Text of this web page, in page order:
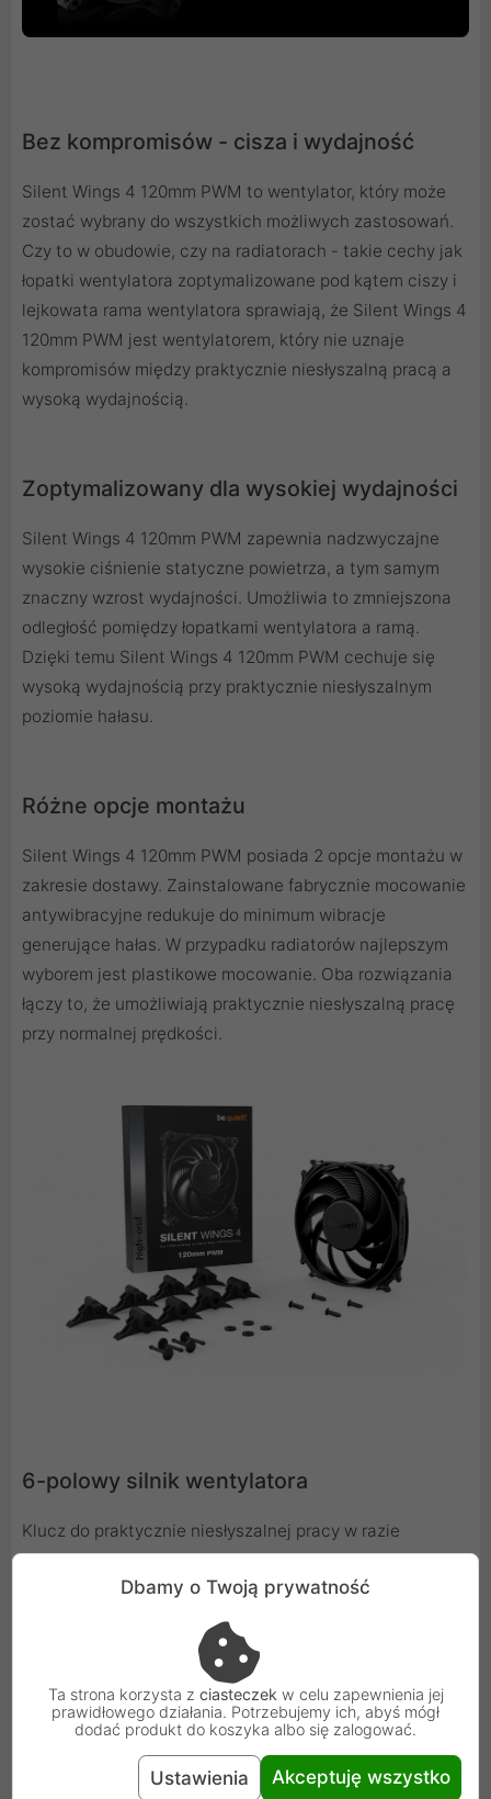
Bez kompromisów - cisza i wydajność
Silent Wings 4 120mm PWM to wentylator, który może
zostać wybrany do wszystkich możliwych zastosowań.
Czy to w obudowie, czy na radiatorach - takie cechy jak
łopatki wentylatora zoptymalizowane pod kątem ciszy i
lejkowata rama wentylatora sprawiają, że Silent Wings 4
120mm PWM jest wentylatorem, który nie uznaje
kompromisów między praktycznie niesłyszalną pracą a
wysoką wydajnością.
Zoptymalizowany dla wysokiej wydajności
Silent Wings 4 120mm PWM zapewnia nadzwyczajne
wysokie ciśnienie statyczne powietrza, a tym samym
znaczny wzrost wydajności. Umożliwia to zmniejszona
odległość pomiędzy łopatkami wentylatora a ramą.
Dzięki temu Silent Wings 4 120mm PWM cechuje się
wysoką wydajnością przy praktycznie niesłyszalnym
poziomie hałasu.
Różne opcje montażu
Silent Wings 4 120mm PWM posiada 2 opcje montażu w
zakresie dostawy. Zainstalowane fabrycznie mocowanie
antywibracyjne redukuje do minimum wibracje
generujące hałas. W przypadku radiatorów najlepszym
wyborem jest plastikowe mocowanie. Oba rozwiązania
łączy to, że umożliwiają praktycznie niesłyszalną pracę
przy normalnej prędkości.
6-polowy silnik wentylatora
Klucz do praktycznie niesłyszalnej pracy w razie
potrzeby. 6-biegunowy silnik wentylatora z 3 fazami
zapewnia bardzo niskie zużycie energii, mniej wibracji, a
zatem cichą pracę. Wyposażony w tę
najnowocześniejszą technologię wentylator jest
praktycznie niesłyszalny podczas pracy ze średnią
prędkością.
Dbamy o Twoją prywatność
Ta strona korzysta z ciasteczek w celu zapewnienia jej
prawidłowego działania. Potrzebujemy ich, abyś mógł
dodać produkt do koszyka albo się zalogować.
Ustawienia Akceptuję wszystko